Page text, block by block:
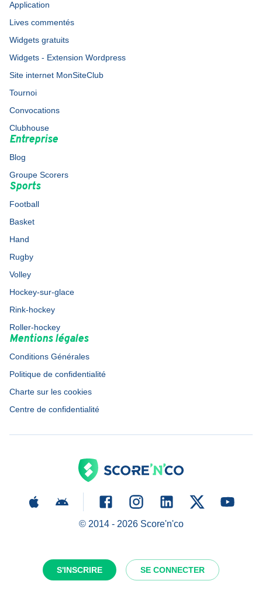
S'INSCRIRE SE CONNECTER
Application
Lives commentés
Widgets gratuits
Widgets - Extension Wordpress
Site internet MonSiteClub
Tournoi
Convocations
Clubhouse
Entreprise
Blog
Groupe Scorers
Sports
Football
Basket
Hand
Rugby
Volley
Hockey-sur-glace
Rink-hockey
Roller-hockey
Mentions légales
Conditions Générales
Politique de confidentialité
Charte sur les cookies
Centre de confidentialité
© 2014 - 2026Score'n'co